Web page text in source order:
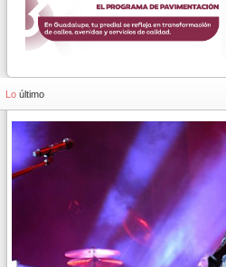
Lo último